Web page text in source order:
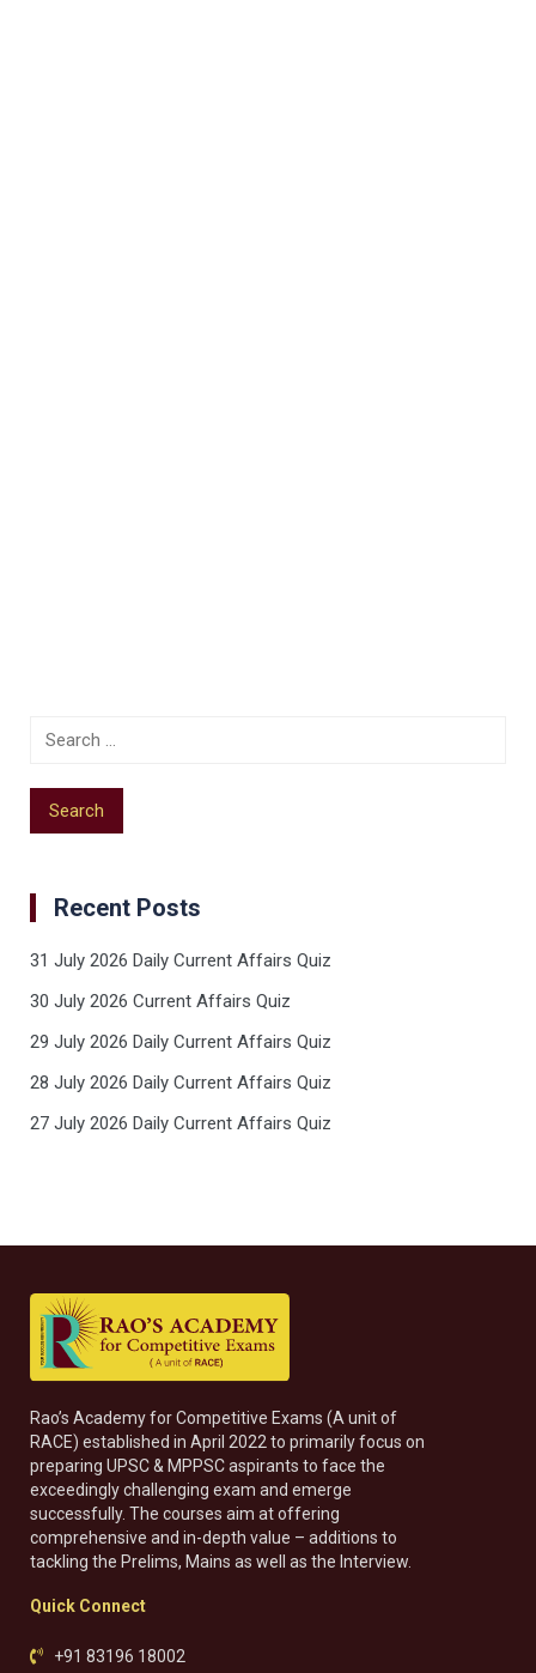
Recent Posts
31 July 2026 Daily Current Affairs Quiz
30 July 2026 Current Affairs Quiz
29 July 2026 Daily Current Affairs Quiz
28 July 2026 Daily Current Affairs Quiz
27 July 2026 Daily Current Affairs Quiz
Rao’s Academy for Competitive Exams (A unit of
RACE) established in April 2022 to primarily focus on
preparing UPSC & MPPSC aspirants to face the
exceedingly challenging exam and emerge
successfully. The courses aim at offering
comprehensive and in-depth value – additions to
tackling the Prelims, Mains as well as the Interview.
Quick Connect
+91 83196 18002